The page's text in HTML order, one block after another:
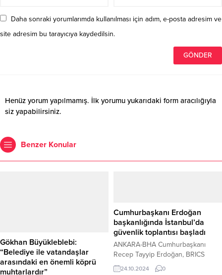
Daha sonraki yorumlarımda kullanılması için adım, e-posta adresim ve
site adresim bu tarayıcıya kaydedilsin.
Henüz yorum yapılmamış. İlk yorumu yukarıdaki form aracılığıyla
siz yapabilirsiniz.
Benzer Konular
Gökhan Büyükleblebi:
“Belediye ile vatandaşlar
arasındaki en önemli köprü
muhtarlardır”
Cumhurbaşkanı Erdoğan
başkanlığında İstanbul’da
güvenlik toplantısı başladı
ANKARA-BHA Cumhurbaşkanı
Recep Tayyip Erdoğan, BRICS
Zirvesi’ne katılmak üzere gittiği
24.10.2024 0